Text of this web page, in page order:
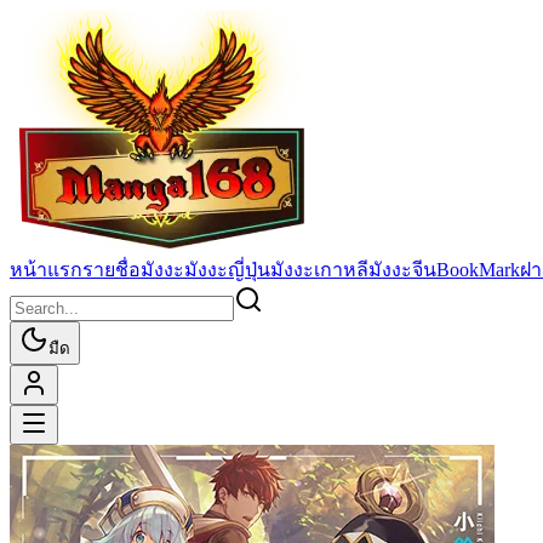
หน้าแรกรายชื่อมังงะมังงะญี่ปุ่นมังงะเกาหลีมังงะจีนBookMarkฝ
มืด